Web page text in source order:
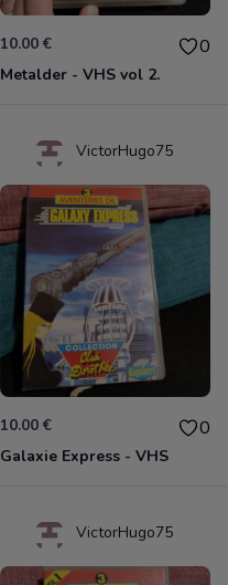
10.00 € 0
Metalder - VHS vol 2.
VictorHugo75
10.00 € 0
Galaxie Express - VHS
VictorHugo75